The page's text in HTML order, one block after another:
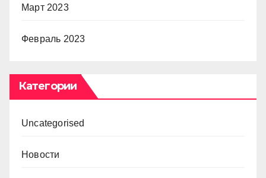
Март 2023
Февраль 2023
Категории
Uncategorised
Новости